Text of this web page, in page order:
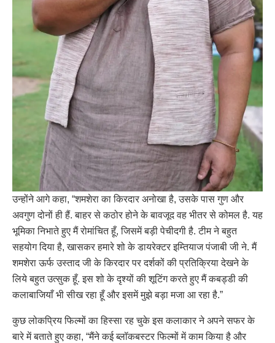
उन्होंने आगे कहा, “शमशेरा का किरदार अनोखा है, उसके पास गुण और
अवगुण दोनों ही हैं. बाहर से कठोर होने के बावजूद वह भीतर से कोमल है. यह
भूमिका निभाते हुए मैं रोमांचित हूँ, जिसमें बड़ी पेचीदगी है. टीम ने बहुत
सहयोग दिया है, खासकर हमारे शो के डायरेक्टर इम्तियाज पंजाबी जी ने. मैं
शमशेरा ऊर्फ उस्ताद जी के किरदार पर दर्शकों की प्रतिक्रिया देखने के
लिये बहुत उत्सुक हूँ. इस शो के दृश्यों की शूटिंग करते हुए मैं कबड्डी की
कलाबाजियाँ भी सीख रहा हूँ और इसमें मुझे बड़ा मजा आ रहा है.”
कुछ लोकप्रिय फिल्मों का हिस्सा रह चुके इस कलाकार ने अपने सफर के
बारे में बताते हुए कहा, “मैंने कई ब्लॉकबस्टर फिल्मों में काम किया है और